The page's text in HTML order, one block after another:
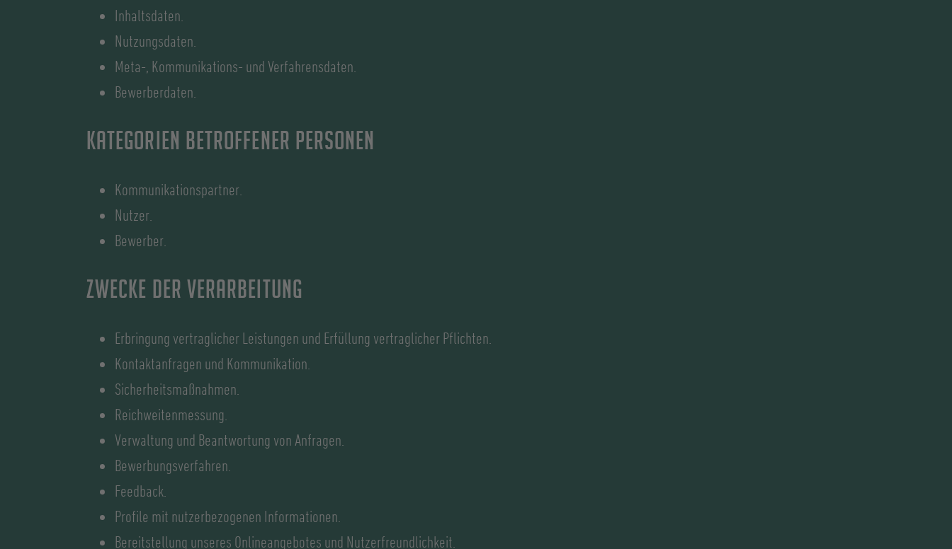
Inhaltsdaten.
Nutzungsdaten.
Meta-, Kommunikations- und Verfahrensdaten.
Bewerberdaten.
Kategorien betroffener Personen
Kommunikationspartner.
Nutzer.
Bewerber.
Zwecke der Verarbeitung
Erbringung vertraglicher Leistungen und Erfüllung vertraglicher Pflichten.
Kontaktanfragen und Kommunikation.
Sicherheitsmaßnahmen.
Reichweitenmessung.
Verwaltung und Beantwortung von Anfragen.
Bewerbungsverfahren.
Feedback.
Profile mit nutzerbezogenen Informationen.
Bereitstellung unseres Onlineangebotes und Nutzerfreundlichkeit.